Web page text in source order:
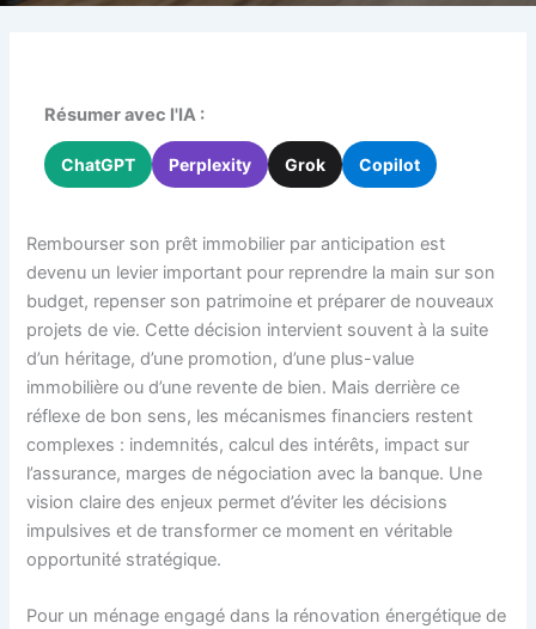
Résumer avec l'IA :
ChatGPT Perplexity Grok Copilot
Rembourser son prêt immobilier par anticipation est
devenu un levier important pour reprendre la main sur son
budget, repenser son patrimoine et préparer de nouveaux
projets de vie. Cette décision intervient souvent à la suite
d’un héritage, d’une promotion, d’une plus-value
immobilière ou d’une revente de bien. Mais derrière ce
réflexe de bon sens, les mécanismes financiers restent
complexes : indemnités, calcul des intérêts, impact sur
l’assurance, marges de négociation avec la banque. Une
vision claire des enjeux permet d’éviter les décisions
impulsives et de transformer ce moment en véritable
opportunité stratégique.
Pour un ménage engagé dans la rénovation énergétique de